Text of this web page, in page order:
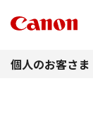
個人のお客さま